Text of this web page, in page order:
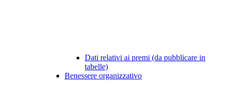
Dati relativi ai premi (da pubblicare in
tabelle)
Benessere organizzativo